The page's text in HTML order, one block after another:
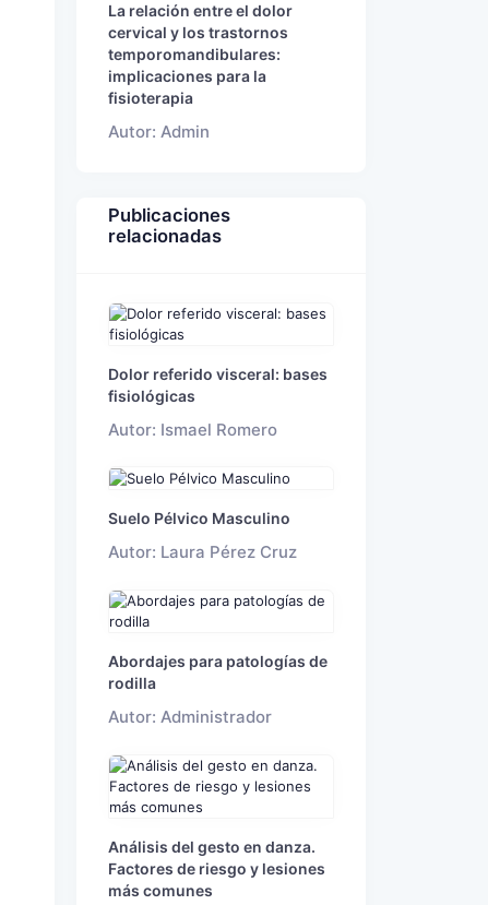
La relación entre el dolor
cervical y los trastornos
temporomandibulares:
implicaciones para la
fisioterapia
Autor: Admin
Publicaciones
relacionadas
Dolor referido visceral: bases
fisiológicas
Autor: Ismael Romero
Suelo Pélvico Masculino
Autor: Laura Pérez Cruz
Abordajes para patologías de
rodilla
Autor: Administrador
Análisis del gesto en danza.
Factores de riesgo y lesiones
más comunes